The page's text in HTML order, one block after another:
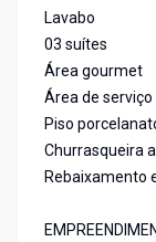
Lavabo
03 suítes
Área gourmet
Área de serviço
Piso
Churrasqueira
Rebaixamento